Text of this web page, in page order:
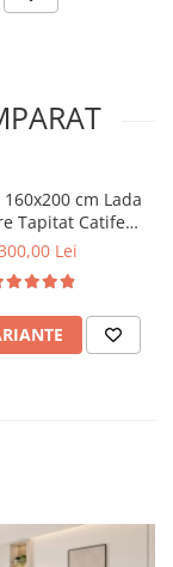
cm Lada
Tapitat Catifea
Somiera Inclusa
Lei